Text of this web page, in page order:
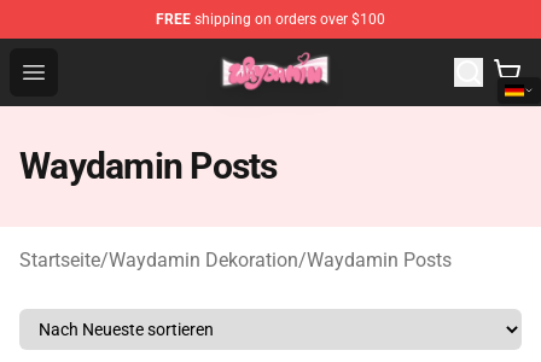
FREE shipping on orders over $100
Open menu
Waydamin Store - Official Waydamin Merchandise Shop
Waydamin Posts
Startseite/Waydamin Dekoration/Waydamin Posts